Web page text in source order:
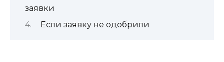
заявки
Если заявку не одобрили